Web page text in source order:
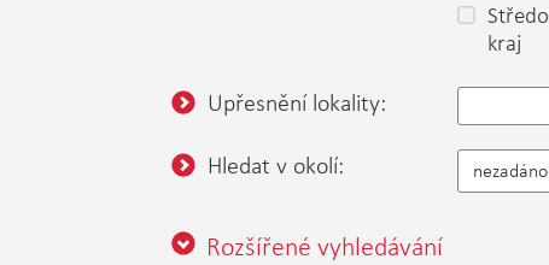
kraj
Upřesnění lokality:
Hledat v okolí: nezadáno
Rozšířené vyhledávání